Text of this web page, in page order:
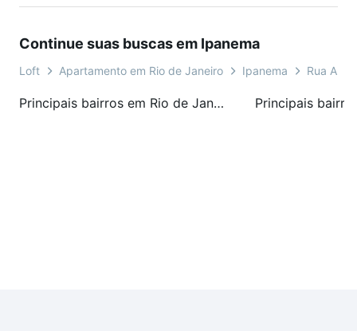
Continue suas buscas em Ipanema
Loft Apartamento em Rio de Janeiro Ipanema Rua
Principais bairros em Rio de Janeiro, RJ